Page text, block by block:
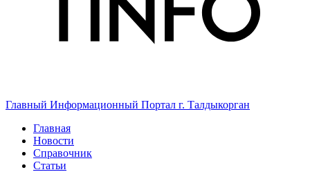
Главный Информационный Портал г. Талдыкорган
Главная
Новости
Справочник
Статьи